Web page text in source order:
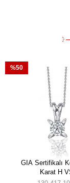
GIA Sertifikalı
Karat H
%50